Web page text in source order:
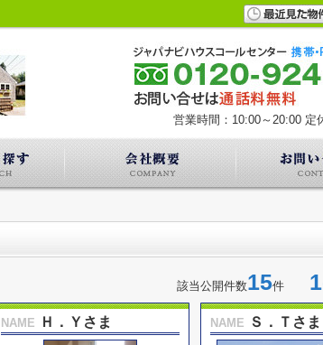
営業時間：10:00～20:00 定
該当公開件数15件
NAME Ｈ．Ｙさま NAME Ｓ．Ｔさま